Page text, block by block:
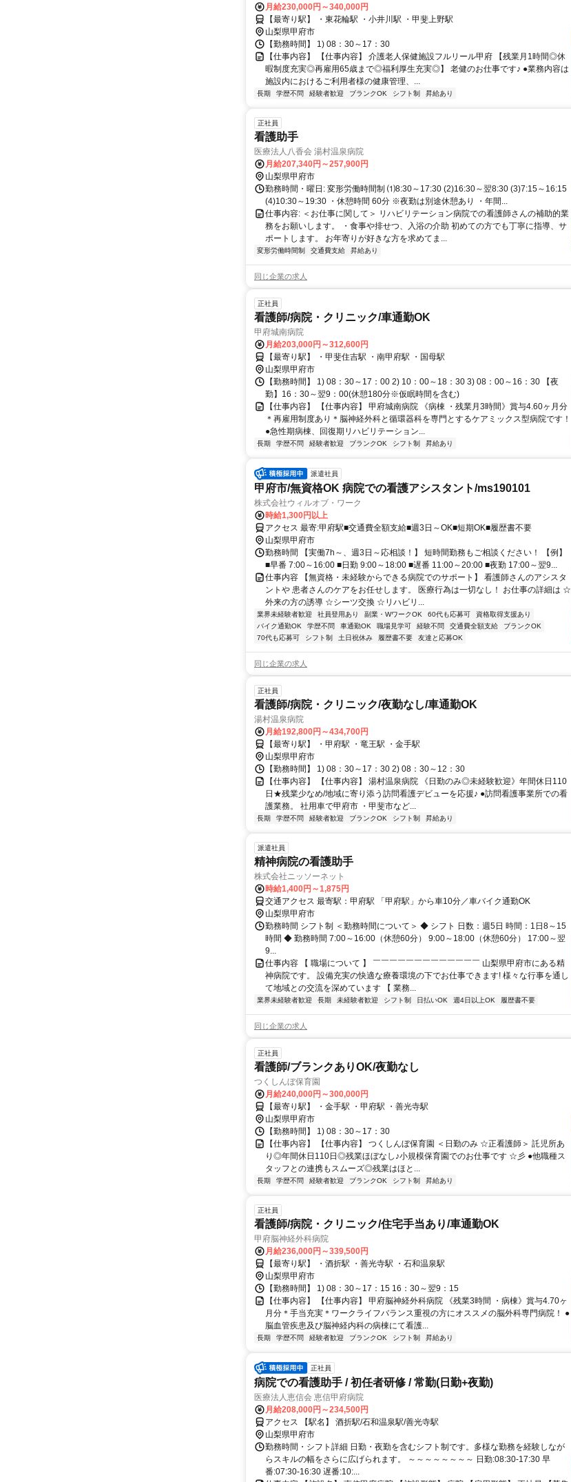
月給230,000円～340,000円
【最寄り駅】 ・東花輪駅 ・小井川駅 ・甲斐上野駅
山梨県甲府市
【勤務時間】 1) 08：30～17：30
【仕事内容】 【仕事内容】 介護老人保健施設フルリール甲府 【残業月1時間◎休
暇制度充実◎再雇用65歳まで◎福利厚生充実◎】 老健のお仕事です♪ ●業務内容は
施設内におけるご利用者様の健康管理、...
長期 学歴不問 経験者歓迎 ブランクOK シフト制 昇給あり
正社員
看護助手
医療法人八香会 湯村温泉病院
月給207,340円～257,900円
山梨県甲府市
勤務時間・曜日: 変形労働時間制 ⑴8:30～17:30 (2)16:30～翌8:30 (3)7:15～16:15
(4)10:30～19:30 ・休憩時間 60分 ※夜勤は別途休憩あり ・年間...
仕事内容: ＜お仕事に関して＞ リハビリテーション病院での看護師さんの補助的業
務をお願いします。 ・食事や排せつ、入浴の介助 初めての方でも丁寧に指導、サ
ポートします。 お年寄りが好きな方を求めてま...
変形労働時間制 交通費支給 昇給あり
同じ企業の求人
正社員
看護師/病院・クリニック/車通勤OK
甲府城南病院
月給203,000円～312,600円
【最寄り駅】 ・甲斐住吉駅 ・南甲府駅 ・国母駅
山梨県甲府市
【勤務時間】 1) 08：30～17：00 2) 10：00～18：30 3) 08：00～16：30 【夜
勤】16：30～翌9：00(休憩180分※仮眠時間を含む)
【仕事内容】 【仕事内容】 甲府城南病院 《病棟 ・残業月3時間》賞与4.60ヶ月分
＊再雇用制度あり＊脳神経外科と循環器科を専門とするケアミックス型病院です！
●急性期病棟、回復期リハビリテーション...
長期 学歴不問 経験者歓迎 ブランクOK シフト制 昇給あり
派遣社員
甲府市/無資格OK 病院での看護アシスタント/ms190101
株式会社ウィルオブ・ワーク
時給1,300円以上
アクセス 最寄:甲府駅■交通費全額支給■週3日～OK■短期OK■履歴書不要
山梨県甲府市
勤務時間 【実働7h～、週3日～応相談！】 短時間勤務もご相談ください！ 【例】
■早番 7:00～16:00 ■日勤 9:00～18:00 ■遅番 11:00～20:00 ■夜勤 17:00～翌9...
仕事内容 【無資格・未経験からできる病院でのサポート】 看護師さんのアシスタ
ントや 患者さんのケアをお任せします。 医療行為は一切なし！ お仕事の詳細は ☆
外来の方の誘導 ☆シーツ交換 ☆リハビリ...
業界未経験者歓迎 社員登用あり 副業・WワークOK 60代も応募可
資格取得支援あり
バイク通勤OK
学歴不問 車通勤OK 職場見学可 経験不問 交通費全額支給
ブランクOK
70代も応募可
シフト制 土日祝休み 履歴書不要 友達と応募OK
同じ企業の求人
正社員
看護師/病院・クリニック/夜勤なし/車通勤OK
湯村温泉病院
月給192,800円～434,700円
【最寄り駅】 ・甲府駅 ・竜王駅 ・金手駅
山梨県甲府市
【勤務時間】 1) 08：30～17：30 2) 08：30～12：30
【仕事内容】 【仕事内容】 湯村温泉病院 《日勤のみ◎未経験歓迎》年間休日110
日★残業少なめ/地域に寄り添う訪問看護デビューを応援♪ ●訪問看護事業所での看
護業務。 社用車で甲府市 ・甲斐市など...
長期 学歴不問 経験者歓迎 ブランクOK シフト制 昇給あり
派遣社員
精神病院の看護助手
株式会社ニッソーネット
時給1,400円～1,875円
交通アクセス 最寄駅：甲府駅 「甲府駅」から車10分／車バイク通勤OK
山梨県甲府市
勤務時間 シフト制 ＜勤務時間について＞ ◆ シフト 日数：週5日 時間：1日8～15
時間 ◆ 勤務時間 7:00～16:00（休憩60分） 9:00～18:00（休憩60分） 17:00～翌
9...
仕事内容 【 職場について 】 ￣￣￣￣￣￣￣￣￣￣￣￣￣ 山梨県甲府市にある精
神病院です。 設備充実の快適な療養環境の下でお仕事できます! 様々な行事を通し
て地域との交流を深めています 【 業務...
業界未経験者歓迎 長期 未経験者歓迎 シフト制 日払いOK 週4日以上OK 履歴書不要
同じ企業の求人
正社員
看護師/ブランクありOK/夜勤なし
つくしんぼ保育園
月給240,000円～300,000円
【最寄り駅】 ・金手駅 ・甲府駅 ・善光寺駅
山梨県甲府市
【勤務時間】 1) 08：30～17：30
【仕事内容】 【仕事内容】 つくしんぼ保育園 ＜日勤のみ ☆正看護師＞ 託児所あ
り◎年間休日110日◎残業ほぼなし♪小規模保育園でのお仕事です ☆彡 ●他職種ス
タッフとの連携もスムーズ◎残業はほと...
長期 学歴不問 経験者歓迎 ブランクOK シフト制 昇給あり
正社員
看護師/病院・クリニック/住宅手当あり/車通勤OK
甲府脳神経外科病院
月給236,000円～339,500円
【最寄り駅】 ・酒折駅 ・善光寺駅 ・石和温泉駅
山梨県甲府市
【勤務時間】 1) 08：30～17：15 16：30～翌9：15
【仕事内容】 【仕事内容】 甲府脳神経外科病院 《残業3時間 ・病棟》賞与4.70ヶ
月分＊手当充実＊ワークライフバランス重視の方にオススメの脳外科専門病院！ ●
脳血管疾患及び脳神経内科の病棟にて看護...
長期 学歴不問 経験者歓迎 ブランクOK シフト制 昇給あり
正社員
病院での看護助手 / 初任者研修 / 常勤(日勤+夜勤)
医療法人恵信会 恵信甲府病院
月給208,000円～234,500円
アクセス 【駅名】 酒折駅/石和温泉駅/善光寺駅
山梨県甲府市
勤務時間・シフト詳細 日勤・夜勤を含むシフト制です。多様な勤務を経験しなが
らスキルの幅をさらに広げられます。 ～～～～～～～～ 日勤:08:30-17:30 早
番:07:30-16:30 遅番:10:...